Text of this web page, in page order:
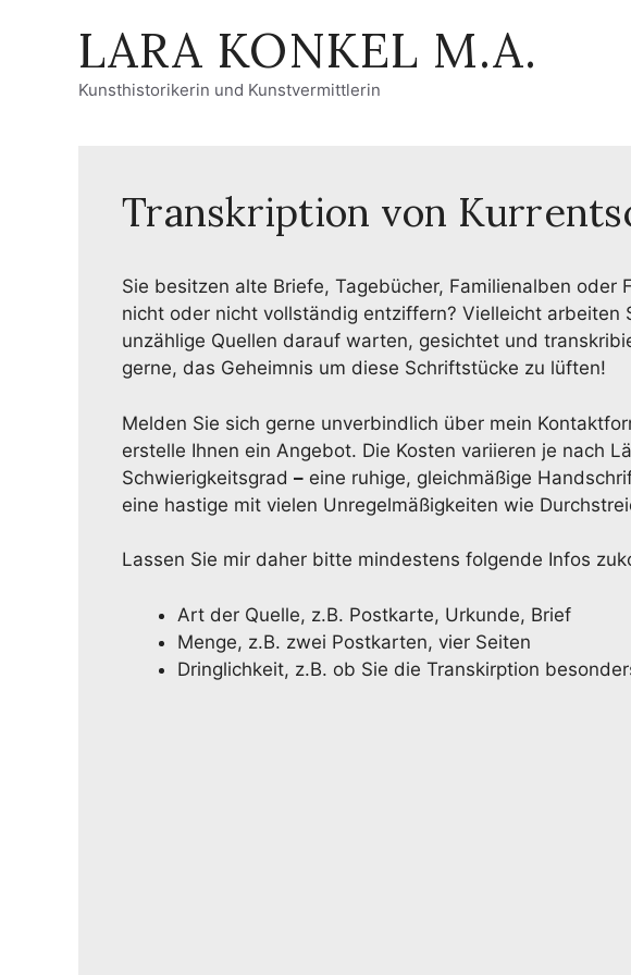
LARA KONKEL M.A.
Kunsthistorikerin und Kunstvermittlerin
Transkription von
Sie besitzen alte Briefe, Tagebücher, Familienalben oder
nicht oder nicht vollständig entziffern? Vielleicht arbeiten
unzählige Quellen darauf warten, gesichtet und
gerne, das Geheimnis um diese Schriftstücke zu lüften!
Melden Sie sich gerne unverbindlich über mein
erstelle Ihnen ein Angebot. Die Kosten variieren je nach
Schwierigkeitsgrad – eine ruhige, gleichmäßige
eine hastige mit vielen Unregelmäßigkeiten wie
Lassen Sie mir daher bitte mindestens folgende Infos
Art der Quelle, z.B. Postkarte, Urkunde, Brief
Menge, z.B. zwei Postkarten, vier Seiten
Dringlichkeit, z.B. ob Sie die Transkirption